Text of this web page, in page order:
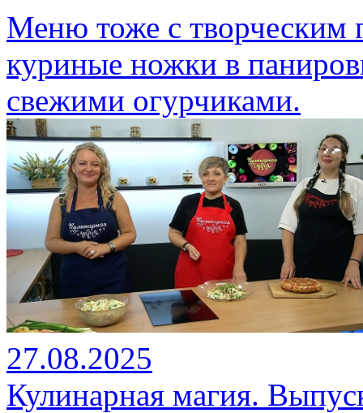
Меню тоже с творческим
куриные ножки в
свежими огурчиками.
27.08.2025
Кулинарная магия.